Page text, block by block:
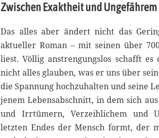
Zwischen Exaktheit und Ungefährem
Das alles aber ändert nicht das
aktueller Roman – mit seinen über
liest. Völlig anstrengungslos schafft
nicht alles glauben, was er uns über
die Spannung hochzuhalten und seine
jenem Lebensabschnitt, in dem sich
und Irrtümern, Verzeihlichem und
letzten Endes der Mensch formt, der